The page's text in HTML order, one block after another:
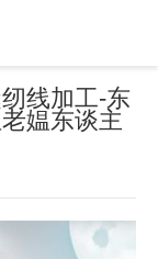
线加工-东
媪东谈主